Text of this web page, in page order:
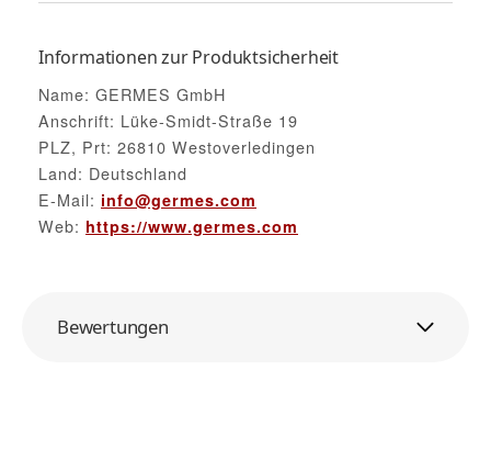
Informationen zur Produktsicherheit
Name: GERMES GmbH
Anschrift: Lüke-Smidt-Straße 19
PLZ, Prt: 26810 Westoverledingen
Land: Deutschland
E-Mail: info@germes.com
Web: https://www.germes.com
Bewertungen